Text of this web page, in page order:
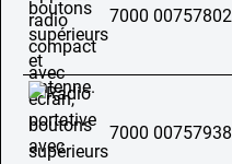
7000 00757802
7000 00757938